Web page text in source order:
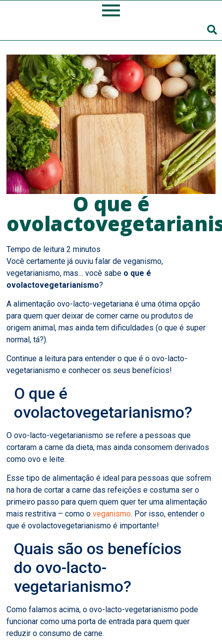
O que é
Você certamente já ouviu falar de veganismo,
vegetarianismo, mas… você sabe o que é
ovolactovegetarianismo?
A alimentação ovo-lacto-vegetariana é uma ótima opção
para quem quer deixar de comer carne ou produtos de
origem animal, mas ainda tem dificuldades (o que é super
normal, tá?).
Continue a leitura para entender o que é o ovo-lacto-
vegetarianismo e conhecer os seus benefícios!
O que é
ovolactovegetarianismo?
O ovo-lacto-vegetarianismo se refere a pessoas que
cortaram a carne da dieta, mas ainda consomem derivados
como ovo e leite.
Esse tipo de alimentação é ideal para pessoas que sofrem
na hora de cortar a carne das refeições e costuma ser o
primeiro passo para quem quem quer ter uma alimentação
mais restritiva – como oveganismo. Por isso, entender o
que é ovolactovegetarianismo é importante!
Quais são os benefícios
do ovo-lacto-
vegetarianismo?
Como falamos acima, o ovo-lacto-vegetarianismo pode
funcionar como uma porta de entrada para quem quer
reduzir o consumo de carne.